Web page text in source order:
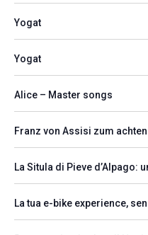
Yogat
Yogat
Alice – Master songs
Franz von Assisi zum
La Situla di Pieve d’Alpago:
La tua e-bike experience,